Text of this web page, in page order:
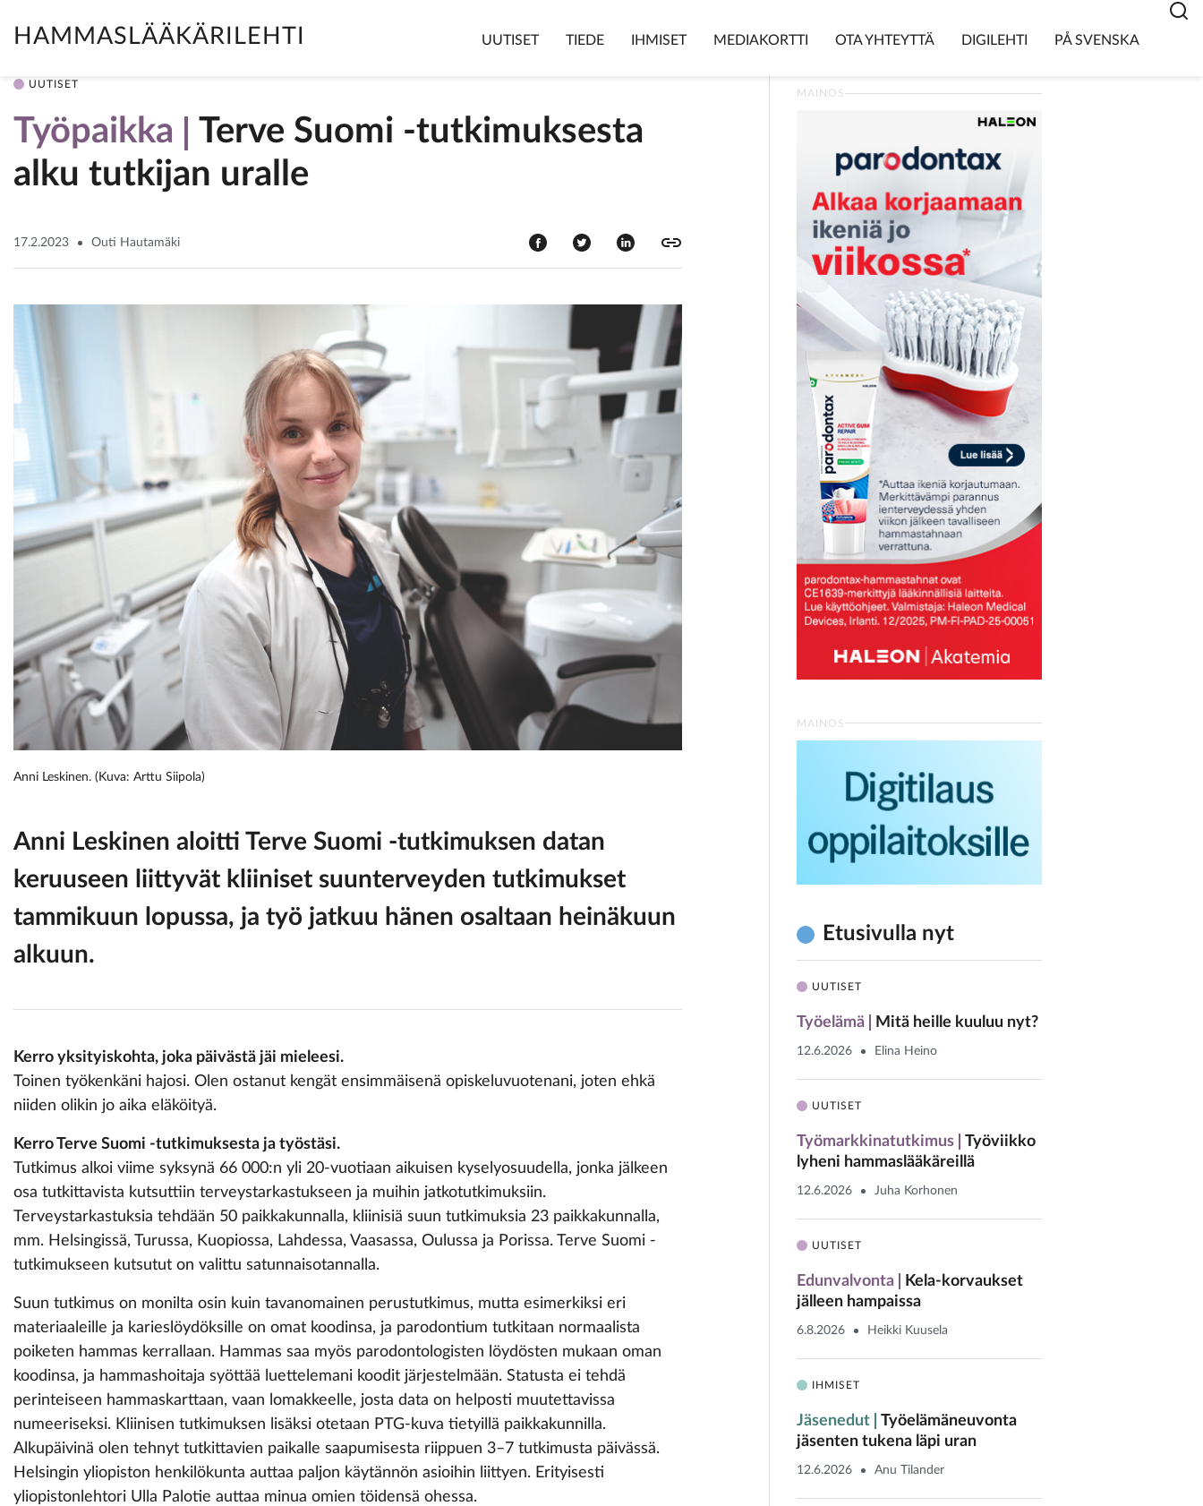
HAMMASLÄÄKÄRILEHTI UUTISET TIEDE IHMISET MEDIAKORTTI OTA YHTEYTTÄ DIGILEHTI PÅ SVENSKA
UUTISET
Työpaikka
Terve Suomi -tutkimuksesta
alku tutkijan uralle
17.2.2023 Outi Hautamäki
Anni Leskinen. (Kuva: Arttu Siipola)
Anni Leskinen aloitti Terve Suomi -tutkimuksen datan
keruuseen liittyvät kliiniset suunterveyden tutkimukset
tammikuun lopussa, ja työ jatkuu hänen osaltaan heinäkuun
alkuun.
Kerro yksityiskohta, joka päivästä jäi mieleesi.
Toinen työkenkäni hajosi. Olen ostanut kengät ensimmäisenä opiskeluvuotenani, joten ehkä
niiden olikin jo aika eläköityä.
Kerro Terve Suomi -tutkimuksesta ja työstäsi.
Tutkimus alkoi viime syksynä 66 000:n yli 20-vuotiaan aikuisen kyselyosuudella, jonka jälkeen
osa tutkittavista kutsuttiin terveystarkastukseen ja muihin jatkotutkimuksiin.
Terveystarkastuksia tehdään 50 paikkakunnalla, kliinisiä suun tutkimuksia 23 paikkakunnalla,
mm. Helsingissä, Turussa, Kuopiossa, Lahdessa, Vaasassa, Oulussa ja Porissa. Terve Suomi -
tutkimukseen kutsutut on valittu satunnaisotannalla.
Suun tutkimus on monilta osin kuin tavanomainen perustutkimus, mutta esimerkiksi eri
materiaaleille ja karieslöydöksille on omat koodinsa, ja parodontium tutkitaan normaalista
poiketen hammas kerrallaan. Hammas saa myös parodontologisten löydösten mukaan oman
koodinsa, ja hammashoitaja syöttää luettelemani koodit järjestelmään. Statusta ei tehdä
perinteiseen hammaskarttaan, vaan lomakkeelle, josta data on helposti muutettavissa
numeeriseksi. Kliinisen tutkimuksen lisäksi otetaan PTG-kuva tietyillä paikkakunnilla.
Alkupäivinä olen tehnyt tutkittavien paikalle saapumisesta riippuen 3–7 tutkimusta päivässä.
Helsingin yliopiston henkilökunta auttaa paljon käytännön asioihin liittyen. Erityisesti
yliopistonlehtori Ulla Palotie auttaa minua omien töidensä ohessa.
MAINOS
MAINOS
Etusivulla nyt
UUTISET
Työelämä Mitä heille kuuluu nyt?
12.6.2026 Elina Heino
UUTISET
Työmarkkinatutkimus
Työviikko
lyheni hammaslääkäreillä
12.6.2026 Juha Korhonen
UUTISET
Edunvalvonta
Kela-korvaukset
jälleen hampaissa
6.8.2026 Heikki Kuusela
IHMISET
Jäsenedut
Työelämäneuvonta
jäsenten tukena läpi uran
12.6.2026 Anu Tilander